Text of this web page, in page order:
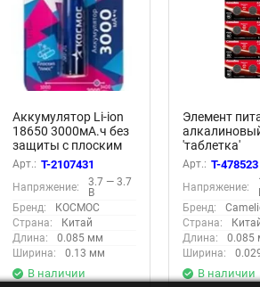
Аккумулятор Li-ion
18650 3000мА.ч без
защиты с плоским
контактом КОСМОС
KOC18650Li30FLBL1
Арт.: T-2107431
Напряжение:
3.7 — 3.7
В
Бренд:
КОСМОС
Страна:
Китай
Длина:
0.085 мм
Ширина:
0.13 мм
В наличии
Элемент
'таблетка'
LR621/364A/
Mercury Free
BP0%Hg для
BL-10
Camelion
Арт.: T-478523
Напряжение:
Бренд:
Страна:
Длина:
0.085
Ширина:
В наличии